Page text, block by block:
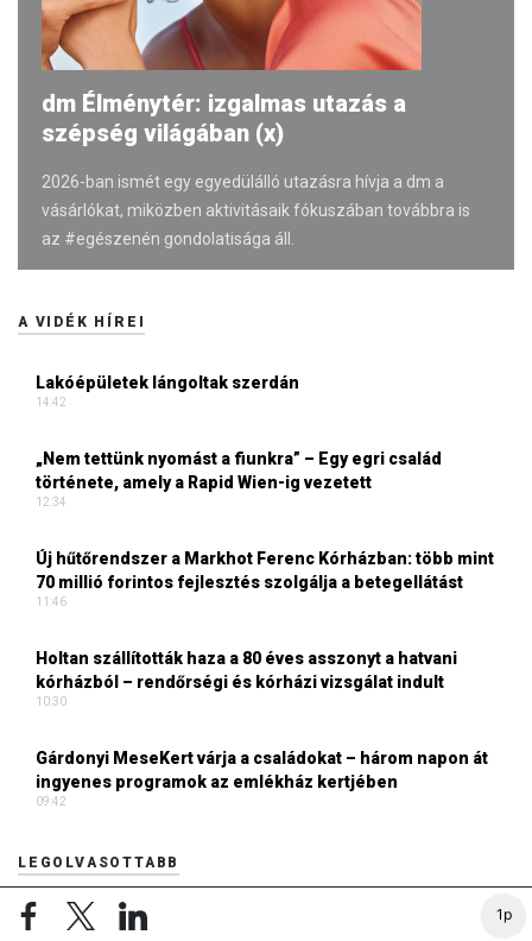
1p
dm Élménytér: izgalmas utazás a
szépség világában (x)
2026-ban ismét egy egyedülálló utazásra hívja a dm a
vásárlókat, miközben aktivitásaik fókuszában továbbra is
az #egészenén gondolatisága áll.
A VIDÉK HÍREI
Lakóépületek lángoltak szerdán
14:42
„Nem tettünk nyomást a fiunkra” – Egy egri család
története, amely a Rapid Wien-ig vezetett
12:34
Új hűtőrendszer a Markhot Ferenc Kórházban: több mint
70 millió forintos fejlesztés szolgálja a betegellátást
11:46
Holtan szállították haza a 80 éves asszonyt a hatvani
kórházból – rendőrségi és kórházi vizsgálat indult
10:30
Gárdonyi MeseKert várja a családokat – három napon át
ingyenes programok az emlékház kertjében
09:42
LEGOLVASOTTABB
Elárulta Forsthoffer Ágnes, ki ül be az ő székébe